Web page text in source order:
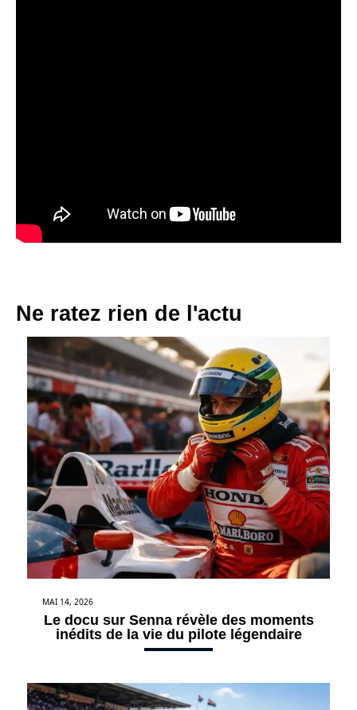
Ne ratez rien de l'actu
MAI 14, 2026
Le docu sur Senna révèle des moments
inédits de la vie du pilote légendaire